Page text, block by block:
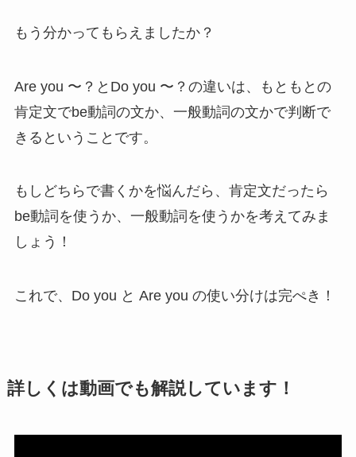
もう分かってもらえましたか？
Are you 〜？とDo you 〜？の違いは、もともとの
肯定文でbe動詞の文か、一般動詞の文かで判断で
きるということです。
もしどちらで書くかを悩んだら、肯定文だったら
be動詞を使うか、一般動詞を使うかを考えてみま
しょう！
これで、Do you と Are you の使い分けは完ぺき！
詳しくは動画でも解説しています！